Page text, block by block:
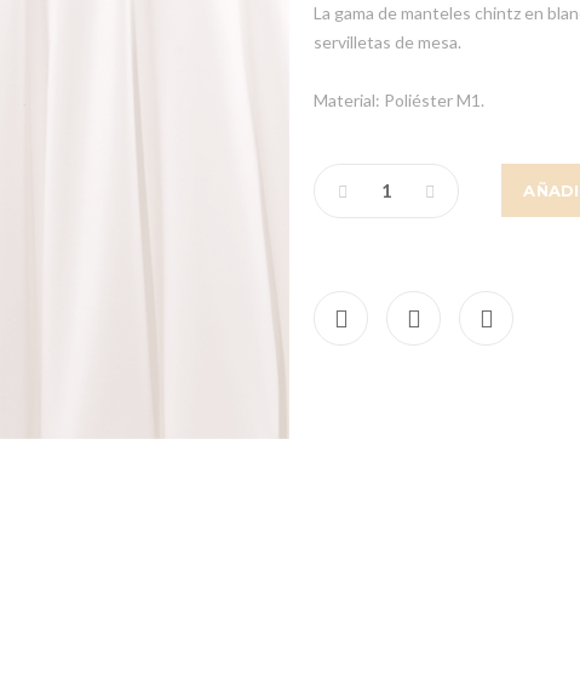
La gama de manteles chintz en
servilletas de mesa.
Material: Poliéster M1.